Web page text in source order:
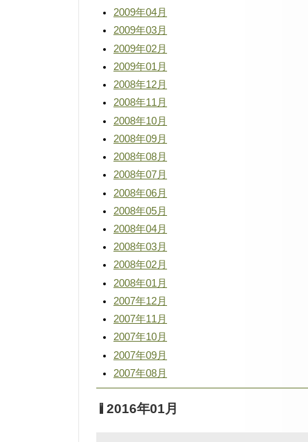
2009年04月
2009年03月
2009年02月
2009年01月
2008年12月
2008年11月
2008年10月
2008年09月
2008年08月
2008年07月
2008年06月
2008年05月
2008年04月
2008年03月
2008年02月
2008年01月
2007年12月
2007年11月
2007年10月
2007年09月
2007年08月
2016年01月